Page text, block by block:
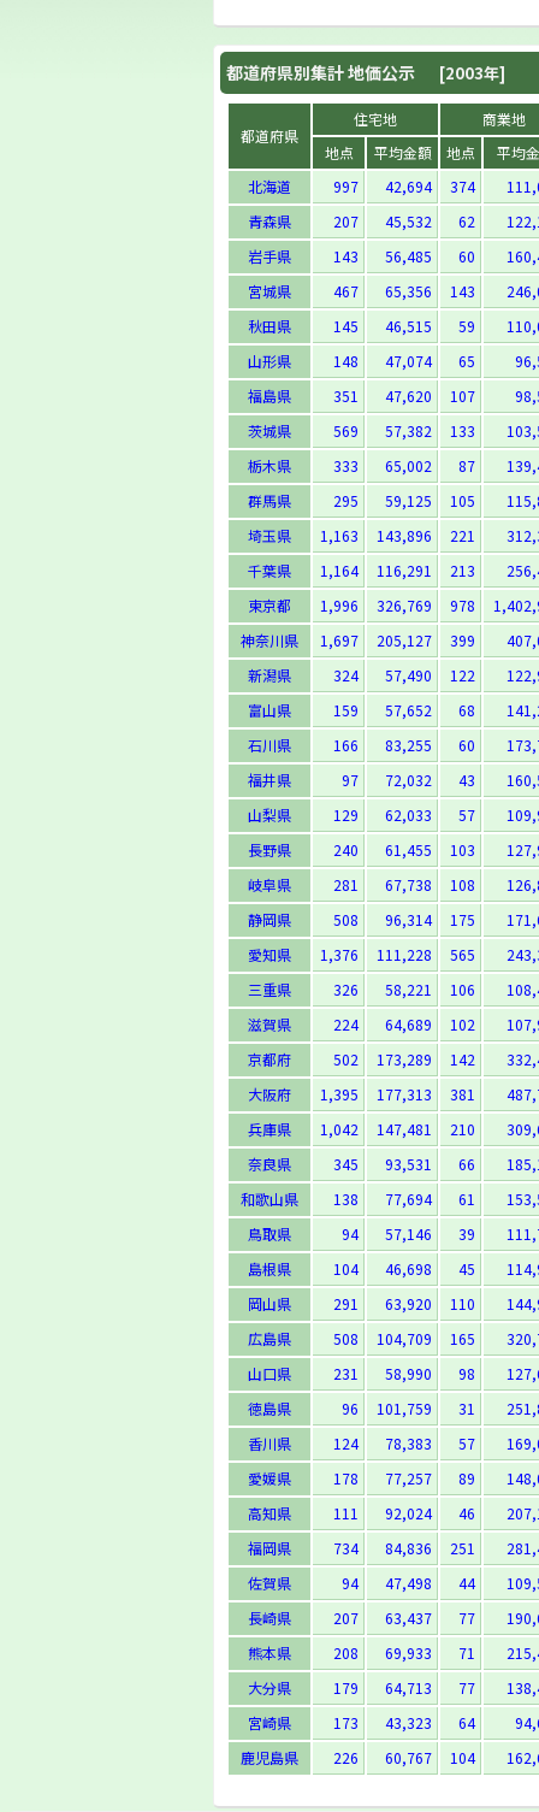
都道府県別集計 地価公示 [2003年]
都道府県
住宅地
商業地
地点
平均金額 地点
平均
北海道
997 42,694 374
青森県
207 45,532 62
岩手県
143 56,485 60
宮城県
467 65,356 143
秋田県
145 46,515 59
山形県
148 47,074 65
福島県
351 47,620 107
茨城県
569 57,382 133
栃木県
333 65,002 87
群馬県
295 59,125 105
埼玉県
1,163 143,896 221
千葉県
1,164 116,291 213
東京都
1,996 326,769 978
神奈川県
1,697 205,127 399
新潟県
324 57,490 122
富山県
159 57,652 68
石川県
166 83,255 60
福井県
97 72,032 43
山梨県
129 62,033 57
長野県
240 61,455 103
岐阜県
281 67,738 108
静岡県
508 96,314 175
愛知県
1,376 111,228 565
三重県
326 58,221 106
滋賀県
224 64,689 102
京都府
502 173,289 142
大阪府
1,395 177,313 381
兵庫県
1,042 147,481 210
奈良県
345 93,531 66
和歌山県
138 77,694 61
鳥取県
94 57,146 39
島根県
104 46,698 45
岡山県
291 63,920 110
広島県
508 104,709 165
山口県
231 58,990 98
徳島県
96 101,759 31
香川県
124 78,383 57
愛媛県
178 77,257 89
高知県
111 92,024 46
福岡県
734 84,836 251
佐賀県
94 47,498 44
長崎県
207 63,437 77
熊本県
208 69,933 71
大分県
179 64,713 77
宮崎県
173 43,323 64
鹿児島県
226 60,767 104